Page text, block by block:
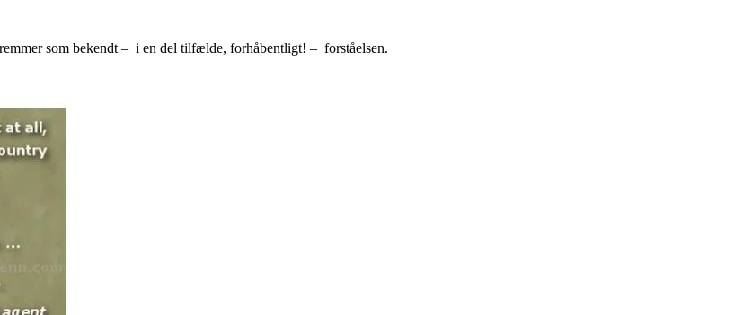
som bekendt – i en del tilfælde, forhåbentligt! – forståelsen.